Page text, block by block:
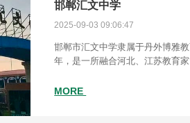
邯郸汇文中学
2025-09-03 09:06:47
邯郸市汇文中学隶属于丹外博雅
年，是一所融合河北、江苏教育
流过，成语之乡美誉人尽皆知，
MORE